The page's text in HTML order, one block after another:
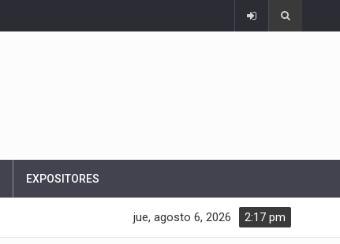
EXPOSITORES
2:17 pm
jue, agosto 6, 2026